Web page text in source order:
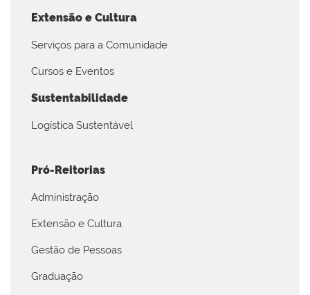
Extensão e Cultura
Serviços para a Comunidade
Cursos e Eventos
Sustentabilidade
Logística Sustentável
Pró-Reitorias
Administração
Extensão e Cultura
Gestão de Pessoas
Graduação